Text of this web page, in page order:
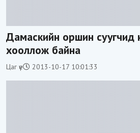
Дамаскийн оршин суугчид
хооллож байна
Цаг үе 2013-10-17 10:01:33